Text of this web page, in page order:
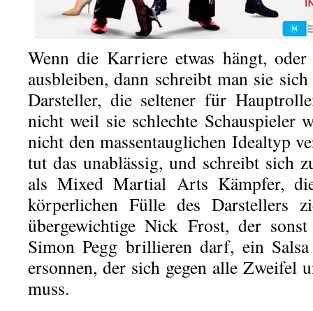
Wenn die Karriere etwas hängt,
ausbleiben, dann schreibt man sie
Darsteller, die seltener für
nicht weil sie schlechte Schauspieler
nicht den massentauglichen Idealtyp
tut das unablässig, und schreibt sich
als Mixed Martial Arts Kämpfer,
körperlichen Fülle des Darstellers
übergewichtige Nick Frost, der
Simon Pegg brillieren darf, ein Salsa
ersonnen, der sich gegen alle Zweifel
muss.